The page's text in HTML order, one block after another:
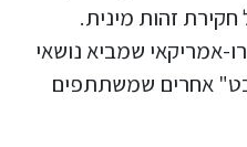
זהות מינית.
אמריקאי שמביא נושאי
אחרים שמשתתפים